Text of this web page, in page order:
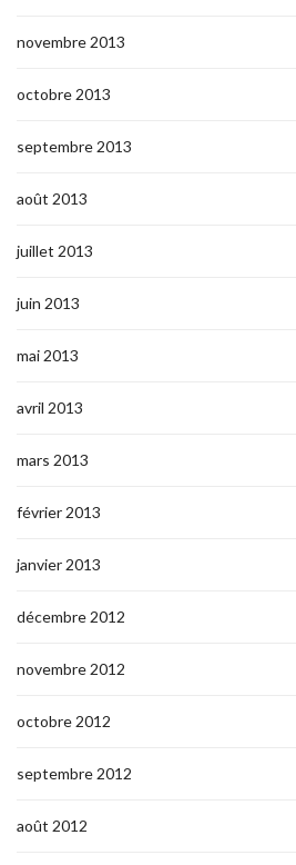
novembre 2013
octobre 2013
septembre 2013
août 2013
juillet 2013
juin 2013
mai 2013
avril 2013
mars 2013
février 2013
janvier 2013
décembre 2012
novembre 2012
octobre 2012
septembre 2012
août 2012